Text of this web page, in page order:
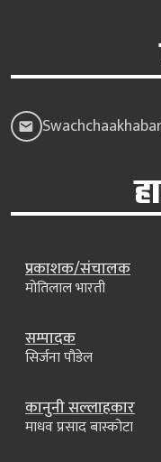
प्रकाशक/संचालक
मोतिलाल भारती
सम्पादक
सिर्जना पौडेल
कानुनी सल्लाहकार
माधव प्रसाद बास्कोटा